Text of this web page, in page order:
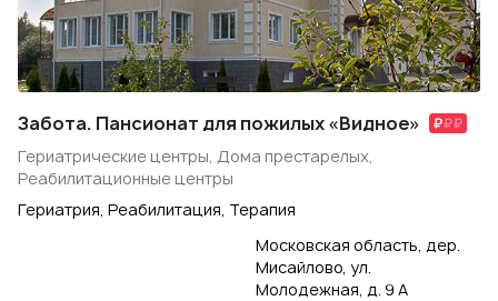
Забота. Пансионат для пожилых «Видное»
Гериатрические центры, Дома престарелых,
Реабилитационные центры
Гериатрия, Реабилитация, Терапия
Московская область, дер.
Мисайлово, ул.
Молодежная, д. 9 А